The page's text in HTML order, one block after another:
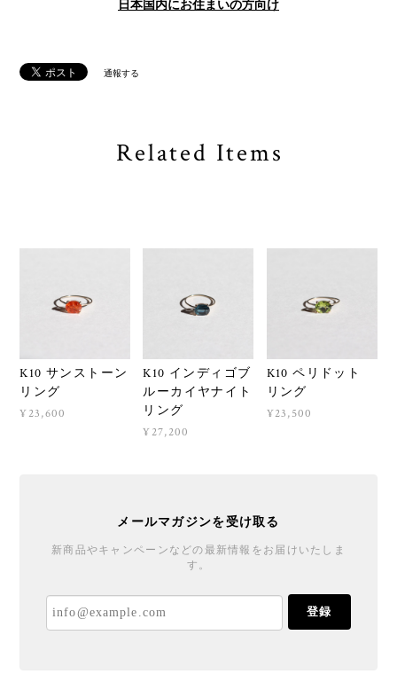
日本国内にお住まいの方向け
通報する
Related Items
K10 サンストーン
リング
¥23,600
K10 インディゴブ
ルーカイヤナイト
リング
¥27,200
K10 ペリドット
リング
¥23,500
メールマガジンを受け取る
新商品やキャンペーンなどの最新情報をお届けいたしま
す。
登録